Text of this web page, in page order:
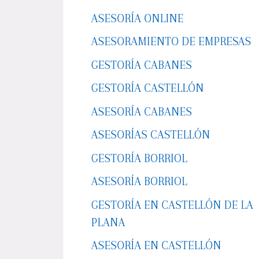
ASESORÍA ONLINE
ASESORAMIENTO DE EMPRESAS
GESTORÍA CABANES
GESTORÍA CASTELLÓN
ASESORÍA CABANES
ASESORÍAS CASTELLÓN
GESTORÍA BORRIOL
ASESORÍA BORRIOL
GESTORÍA EN CASTELLÓN DE LA
PLANA
ASESORÍA EN CASTELLÓN